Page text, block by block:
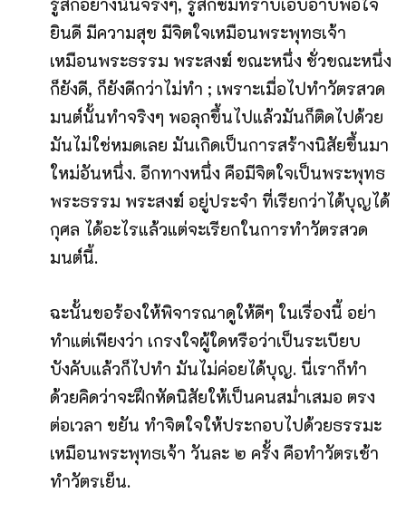
ยินดี มีความสุข มีจิตใจเหมือนพระพุทธเจ้า
เหมือนพระธรรม พระสงฆ์ ขณะหนึ่ง ชั่วขณะหนึ่ง
ก็ยังดี, ก็ยังดีกว่าไม่ทำ ; เพราะเมื่อไปทำวัตรสวด
มนต์นั้นทำจริงๆ พอลุกขึ้นไปแล้วมันก็ติดไปด้วย
มันไม่ใช่หมดเลย มันเกิดเป็นการสร้างนิสัยขึ้นมา
ใหม่อันหนึ่ง. อีกทางหนึ่ง คือมีจิตใจเป็นพระพุทธ
พระธรรม พระสงฆ์ อยู่ประจำ ที่เรียกว่าได้บุญได้
กุศล ได้อะไรแล้วแต่จะเรียกในการทำวัตรสวด
มนต์นี้.
ฉะนั้นขอร้องให้พิจารณาดูให้ดีๆ ในเรื่องนี้ อย่า
ทำแต่เพียงว่า เกรงใจผู้ใดหรือว่าเป็นระเบียบ
บังคับแล้วก็ไปทำ มันไม่ค่อยได้บุญ. นี่เราก็ทำ
ด้วยคิดว่าจะฝึกหัดนิสัยให้เป็นคนสม่ำเสมอ ตรง
ต่อเวลา ขยัน ทำจิตใจให้ประกอบไปด้วยธรรมะ
เหมือนพระพุทธเจ้า วันละ ๒ ครั้ง คือทำวัตรเช้า
ทำวัตรเย็น.